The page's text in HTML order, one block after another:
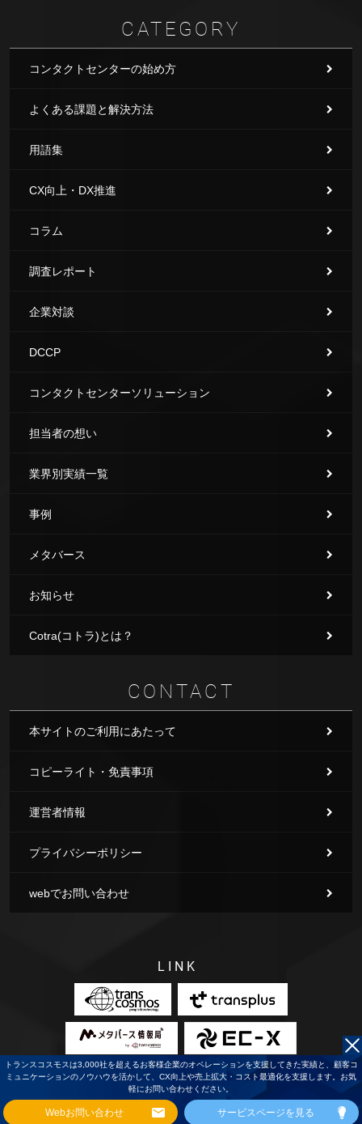
CATEGORY
コンタクトセンターの始め方
よくある課題と解決方法
用語集
CX向上・DX推進
コラム
調査レポート
企業対談
DCCP
コンタクトセンターソリューション
担当者の想い
業界別実績一覧
事例
メタバース
お知らせ
Cotra(コトラ)とは？
CONTACT
本サイトのご利用にあたって
コピーライト・免責事項
運営者情報
プライバシーポリシー
webでお問い合わせ
LINK
（C）Copyright2026 Cotra All Rights Reserved.
トランスコスモスは3,000社を超えるお客様企業のオペレーションを支援してきた実績と、顧客コ
ミュニケーションのノウハウを活かして、CX向上や売上拡大・コスト最適化を支援します。お気
軽にお問い合わせください。
Webお問い合わせ サービスページを見る